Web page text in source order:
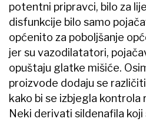
potentni pripravci, bilo za
disfunkcije bilo samo
općenito za poboljšanje
jer su vazodilatatori,
opuštaju glatke mišiće.
proizvode dodaju se
kako bi se izbjegla kontrola
Neki derivati sildenafila koji